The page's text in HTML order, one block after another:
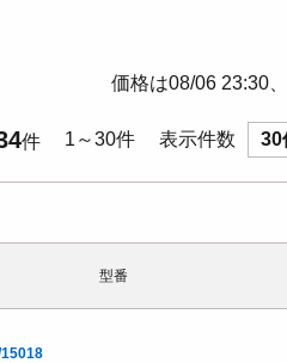
価格は08/06 23:30
件 1～30件 表示件数 30
型番